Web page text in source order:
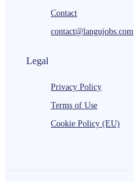
Contact
contact@langujobs.com
Legal
Privacy Policy
Terms of Use
Cookie Policy (EU)